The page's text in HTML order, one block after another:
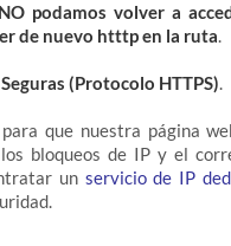
NO podamos volver a
de nuevo htttp en la ruta.
(Protocolo HTTPS).
que nuestra página
bloqueos de IP y el
un servicio de IP